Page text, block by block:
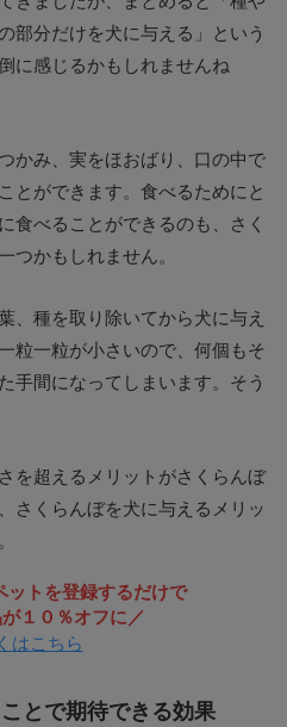
部分だけを犬に与える」という
に感じるかもしれませんね
かみ、実をほおばり、口の中で
とができます。食べるためにと
食べることができるのも、さく
つかもしれません。
、種を取り除いてから犬に与え
粒一粒が小さいので、何個もそ
手間になってしまいます。そう
を超えるメリットがさくらんぼ
さくらんぼを犬に与えるメリッ
トを登録するだけで
１０％オフに／
はこちら
とで期待できる効果